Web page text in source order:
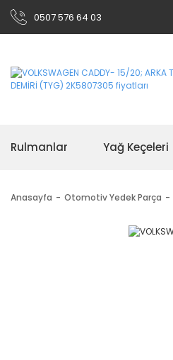
0507 576 64 03
Rulmanlar Yağ Keçeleri
Anasayfa Otomotiv Yedek Parça